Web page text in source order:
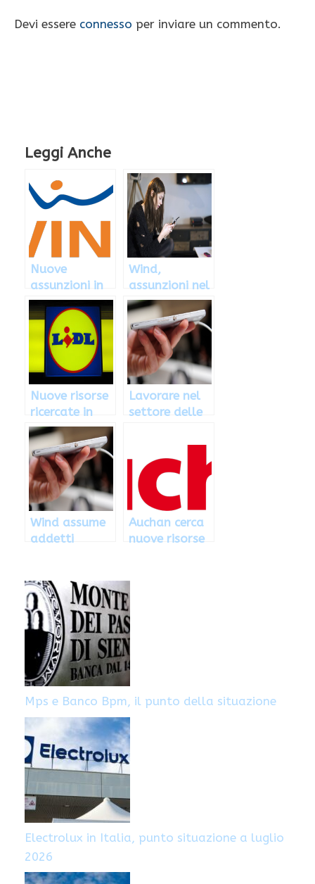
Devi essere connesso per inviare un commento.
Leggi Anche
Nuove
assunzioni in
Wind: come e
dove inviare il
curriculum
vitae
Wind,
assunzioni nel
campo delle
telecomunicaz
ioni: di che si
tratta
Nuove risorse
ricercate in
Lidl: come
inviare il
curriculum
vitae
Lavorare nel
settore delle
ioni con Wind,
ecco come
Wind assume
addetti
territorio
nazionale
Auchan cerca
nuove risorse
Mps e Banco Bpm, il punto della situazione
Electrolux in Italia, punto situazione a luglio
2026